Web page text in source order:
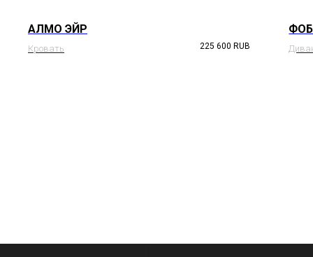
АЛМО ЭЙР
Кровать 225 600 RUB